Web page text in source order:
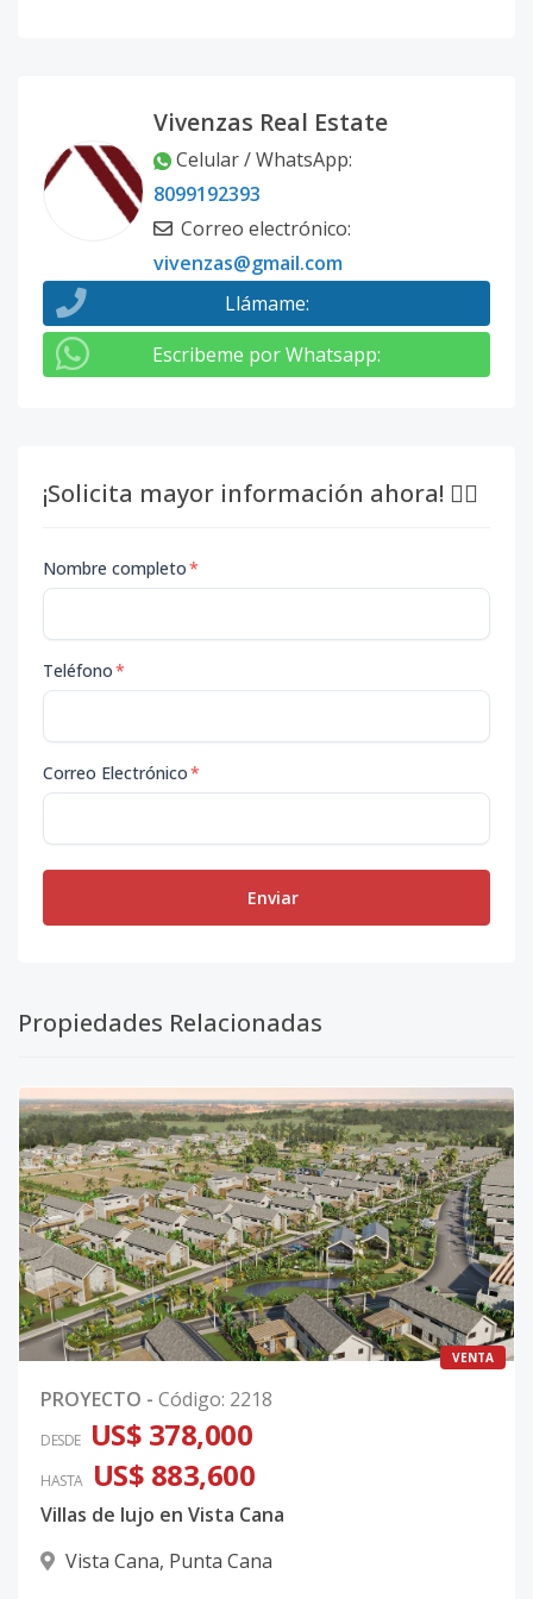
Vivenzas Real Estate
Celular / WhatsApp:
8099192393
Correo electrónico:
vivenzas@gmail.com
Llámame:
Escribeme por Whatsapp:
¡Solicita mayor información ahora! 👇🏽
Nombre completo*
Teléfono*
Correo Electrónico*
Enviar
Propiedades Relacionadas
VENTA
PROYECTO - Código: 2218
DESDE US$ 378,000
HASTA US$ 883,600
Villas de lujo en Vista Cana
Vista Cana, Punta Cana